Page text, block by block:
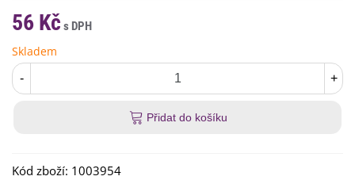
56 Kč
Skladem
- +
Přidat do košíku
Kód zboží: 1003954